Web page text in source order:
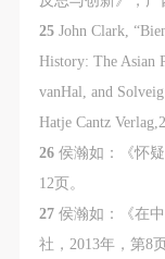
25John Clark,
History: The Asian
vanHal, and
Hatje Cantz
26侯瀚如：《怀
12页。
27侯瀚如：《在
社，2013年，第8页